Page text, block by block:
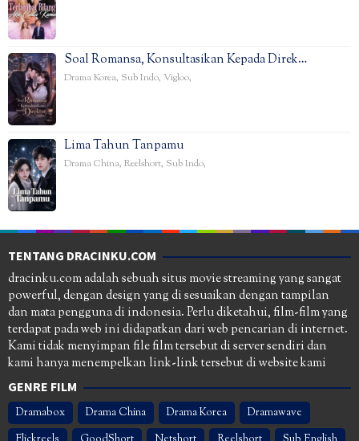
Soal Romansa, Konsultasikan Kepada Direk…
Drama Korea, Sub Indo, Vigloo,
Lima Tahun Tanpamu
Drama China, Reelshort, Sub Indo,
TENTANG DRACINKU.COM
dracinku.com adalah sebuah situs movie streaming yang sangat
powerful, dengan design yang di sesuaikan dengan tampilan
dan mata pengguna di indonesia. Perlu diketahui, film-film yang
terdapat pada web ini didapatkan dari web pencarian di internet.
Kami tidak menyimpan file film tersebut di server sendiri dan
kami hanya menempelkan link-link tersebut di website kami
GENRE FILM
Dramabox Drama China Drama Korea
Dramawave